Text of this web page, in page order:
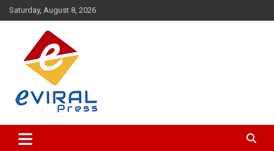
Skip
to
Saturday, August 8, 2026
Eviral Press